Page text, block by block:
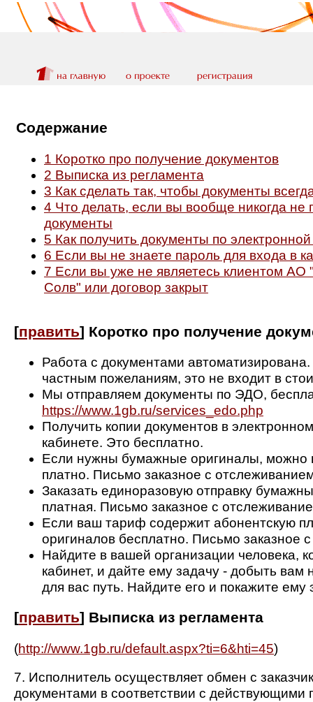
Содержание
1 Коротко про получение документов
2 Выписка из регламента
3 Как сделать так, чтобы документы
4 Что делать, если вы вообще никогда не
документы
5 Как получить документы по
6 Если вы не знаете пароль для входа в
7 Если вы уже не являетесь клиентом
Солв" или договор закрыт
[править] Коротко про получение
Работа с документами
частным пожеланиям, это не входит в
Мы отправляем документы по ЭДО,
https://www.1gb.ru/services_edo.php
Получить копии документов в
кабинете. Это бесплатно.
Если нужны бумажные оригиналы, можно
платно. Письмо заказное с
Заказать единоразовую отправку
платная. Письмо заказное с
Если ваш тариф содержит абонентскую
оригиналов бесплатно. Письмо заказное
Найдите в вашей организации человека,
кабинет, и дайте ему задачу - добыть
для вас путь. Найдите его и покажите ему
[править] Выписка из регламента
(http://www.1gb.ru/default.aspx?ti=6&hti=45)
7. Исполнитель осуществляет обмен с
документами в соответствии с действующими